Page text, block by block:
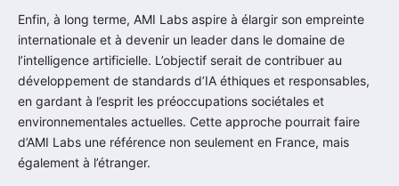
Enfin, à long terme, AMI Labs aspire à élargir son empreinte
internationale et à devenir un leader dans le domaine de
l’intelligence artificielle. L’objectif serait de contribuer au
développement de standards d’IA éthiques et responsables,
en gardant à l’esprit les préoccupations sociétales et
environnementales actuelles. Cette approche pourrait faire
d’AMI Labs une référence non seulement en France, mais
également à l’étranger.